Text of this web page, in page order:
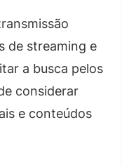
de streaming e
a busca pelos
considerar
e conteúdos